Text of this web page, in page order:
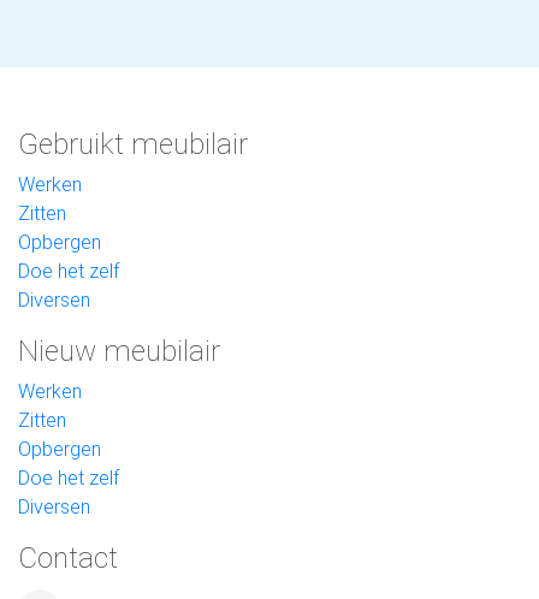
Gebruikt meubilair
Werken
Zitten
Opbergen
Doe het zelf
Diversen
Nieuw meubilair
Werken
Zitten
Opbergen
Doe het zelf
Diversen
Contact